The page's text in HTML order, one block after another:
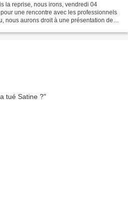
la reprise, nous irons, vendredi 04
une rencontre avec les professionnels
nous aurons droit à une présentation des